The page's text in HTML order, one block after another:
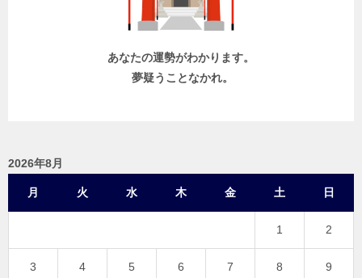
あなたの運勢がわかります。
夢疑うことなかれ。
2026年8月
月 火 水 木 金 土 日
1 2
3 4 5 6 7 8 9